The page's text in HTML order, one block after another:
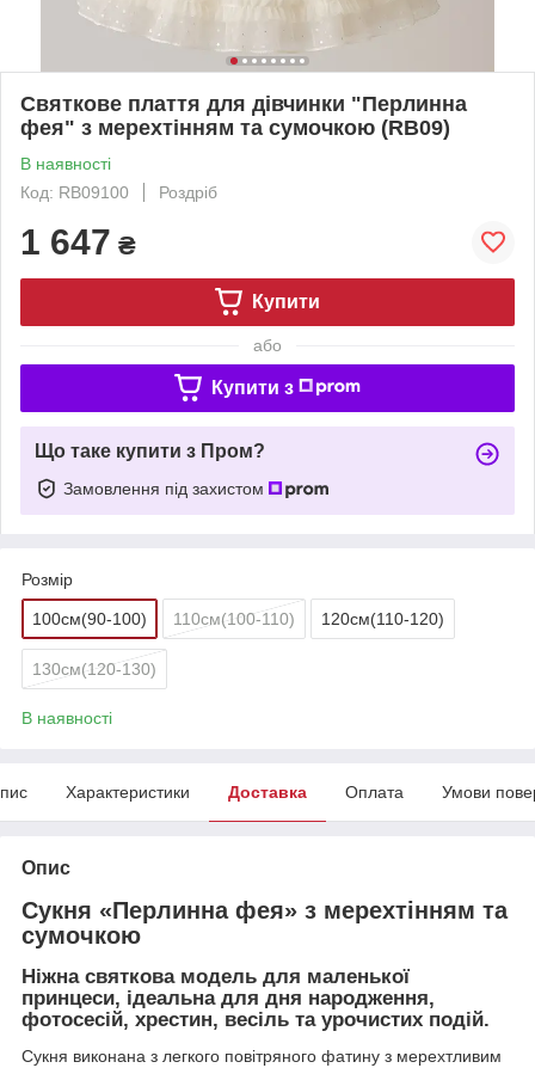
Святкове плаття для дівчинки "Перлинна
фея" з мерехтінням та сумочкою (RB09)
В наявності
Код: RB09100
Роздріб
1 647 ₴
Купити
або
Купити з
Що таке купити з Пром?
Замовлення під захистом
Розмір
100см(90-100) 110см(100-110) 120см(110-120)
130см(120-130)
В наявності
Характеристики Доставка Оплата Умови
Опис
Сукня «Перлинна фея» з мерехтінням та
сумочкою
Ніжна святкова модель для маленької
принцеси, ідеальна для дня народження,
фотосесій, хрестин, весіль та урочистих подій.
Сукня виконана з легкого повітряного фатину з мерехтливим